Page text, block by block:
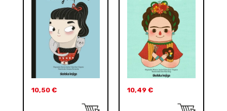
10,50 € 10,49 €